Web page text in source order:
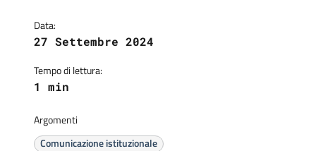
Data:
27 Settembre 2024
Tempo di lettura:
1 min
Argomenti
Comunicazione istituzionale